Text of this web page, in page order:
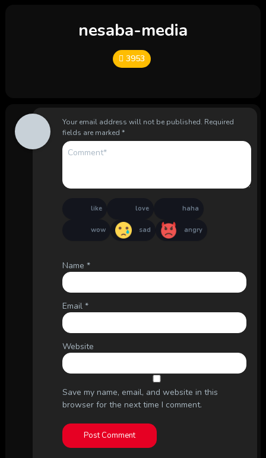
nesaba-media
3953
Your email address will not be published. Required
fields are marked *
like love haha
wow sad angry
Name *
Email *
Website
Save my name, email, and website in this
browser for the next time I comment.